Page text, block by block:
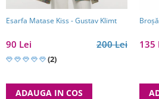
Esarfa Matase Kiss - Gustav Klimt
200 Lei
90 Lei
(2)
ADAUGA IN COS
135